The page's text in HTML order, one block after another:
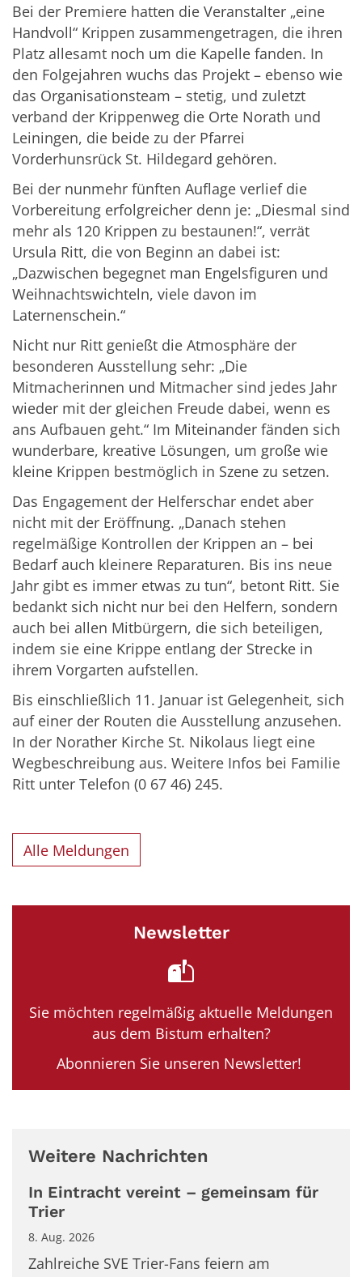
Bei der Premiere hatten die Veranstalter „eine
Handvoll“ Krippen zusammengetragen, die ihren
Platz allesamt noch um die Kapelle fanden. In
den Folgejahren wuchs das Projekt – ebenso wie
das Organisationsteam – stetig, und zuletzt
verband der Krippenweg die Orte Norath und
Leiningen, die beide zu der Pfarrei
Vorderhunsrück St. Hildegard gehören.
Bei der nunmehr fünften Auflage verlief die
Vorbereitung erfolgreicher denn je: „Diesmal sind
mehr als 120 Krippen zu bestaunen!“, verrät
Ursula Ritt, die von Beginn an dabei ist:
„Dazwischen begegnet man Engelsfiguren und
Weihnachtswichteln, viele davon im
Laternenschein.“
Nicht nur Ritt genießt die Atmosphäre der
besonderen Ausstellung sehr: „Die
Mitmacherinnen und Mitmacher sind jedes Jahr
wieder mit der gleichen Freude dabei, wenn es
ans Aufbauen geht.“ Im Miteinander fänden sich
wunderbare, kreative Lösungen, um große wie
kleine Krippen bestmöglich in Szene zu setzen.
Das Engagement der Helferschar endet aber
nicht mit der Eröffnung. „Danach stehen
regelmäßige Kontrollen der Krippen an – bei
Bedarf auch kleinere Reparaturen. Bis ins neue
Jahr gibt es immer etwas zu tun“, betont Ritt. Sie
bedankt sich nicht nur bei den Helfern, sondern
auch bei allen Mitbürgern, die sich beteiligen,
indem sie eine Krippe entlang der Strecke in
ihrem Vorgarten aufstellen.
Bis einschließlich 11. Januar ist Gelegenheit, sich
auf einer der Routen die Ausstellung anzusehen.
In der Norather Kirche St. Nikolaus liegt eine
Wegbeschreibung aus. Weitere Infos bei Familie
Ritt unter Telefon (0 67 46) 245.
Alle Meldungen
Newsletter
Sie möchten regelmäßig aktuelle Meldungen
aus dem Bistum erhalten?
Abonnieren Sie unseren Newsletter!
Weitere Nachrichten
In Eintracht vereint – gemeinsam für
Trier
8. Aug. 2026
Zahlreiche SVE Trier-Fans feiern am